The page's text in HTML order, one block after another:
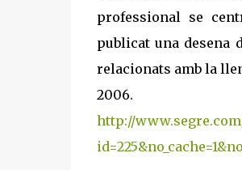
professional se
publicat una desena
relacionats amb la
2006.
http://